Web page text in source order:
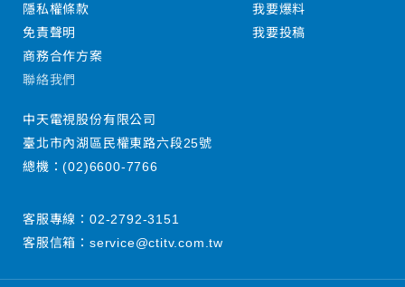
隱私權條款
免責聲明
商務合作方案
我要爆料
我要投稿
聯絡我們
中天電視股份有限公司
臺北市內湖區民權東路六段25號
總機：(02)6600-7766
客服專線： 02-2792-3151
客服信箱： service@ctitv.com.tw